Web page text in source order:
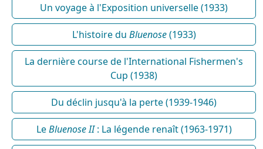
Un voyage à l'Exposition universelle (1933)
L'histoire du Bluenose(1933)
La dernière course de l'International Fishermen's
Cup (1938)
Du déclin jusqu'à la perte (1939-1946)
LeBluenose II: La légende renaît (1963-1971)